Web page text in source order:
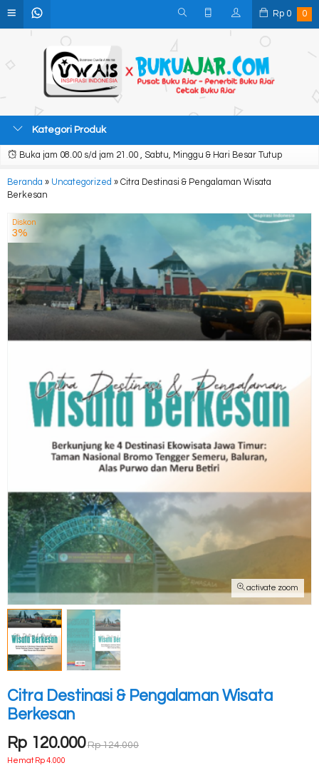
Rp 0 0
Kategori Produk
Buka jam 08.00 s/d jam 21.00 , Sabtu, Minggu & Hari Besar Tutup
Beranda » Uncategorized » Citra Destinasi & Pengalaman Wisata
Berkesan
activate zoom
Diskon
3%
Citra Destinasi & Pengalaman Wisata
Berkesan
Rp 120.000 Rp 124.000
Hemat Rp 4.000